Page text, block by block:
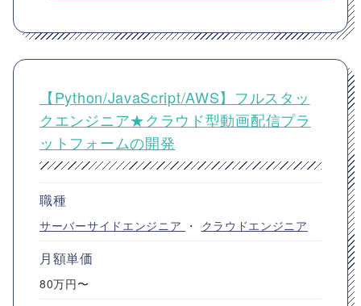
【Python/JavaScript/AWS】フルスタッ
クエンジニア★クラウド型動画配信プラ
ットフォームの開発
職種
サーバーサイドエンジニア ・ クラウドエンジニア
月額単価
80万円〜